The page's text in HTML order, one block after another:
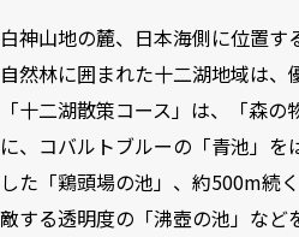
白神山地の麓、日本海側に位置
自然林に囲まれた十二湖地域は、
「十二湖散策コース」は、「森
に、コバルトブルーの「青池」を
した「鶏頭場の池」、約500m続
敵する透明度の「沸壺の池」な